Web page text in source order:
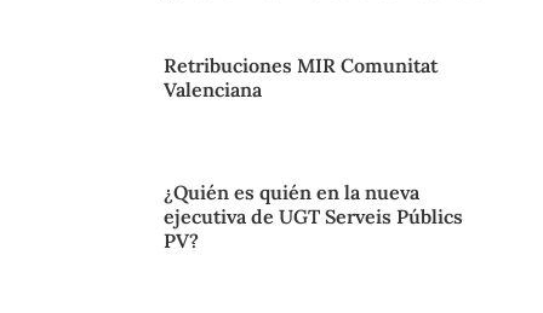
Retribuciones MIR Comunitat
Valenciana
¿Quién es quién en la nueva
ejecutiva de UGT Serveis Públics
PV?